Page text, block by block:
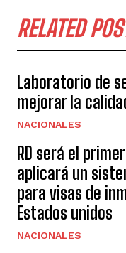
RELATED
Laboratorio de
mejorar la
NACIONALES
RD será el
aplicará un
para visas de
Estados unidos
NACIONALES